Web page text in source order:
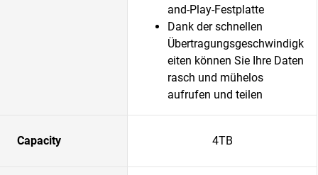
and-Play-Festplatte
Dank der schnellen
Übertragungsgeschwindigk
eiten können Sie Ihre Daten
rasch und mühelos
aufrufen und teilen
Capacity 4TB